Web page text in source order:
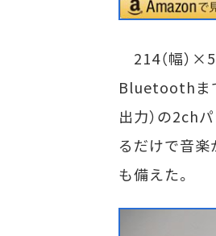
214（幅）
Bluetoothま
出力）の2ch
るだけで音
も備えた。